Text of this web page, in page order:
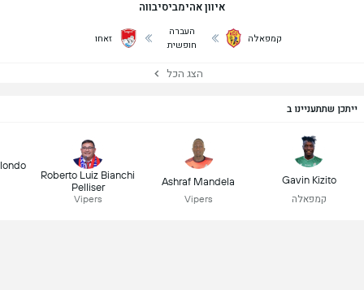
איוון אהימביסיבווה
קמפאלה
העברה
חופשית
זאחו
הצג הכל
ייתכן שתתעניינו ב
Gavin Kizito
קמפאלה
Ashraf Mandela
Vipers
Roberto Luiz Bianchi
Pelliser
Vipers